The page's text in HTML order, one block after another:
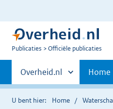
U
Publicaties Officiële publicaties
Primaire
navigatie
Andere
sites
binnen
Overheid.nl Home
U bent hier: Home